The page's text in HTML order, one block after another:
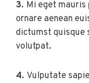
3. Mi eget
ornare aenean
dictumst quisque
volutpat.
4. Vulputate